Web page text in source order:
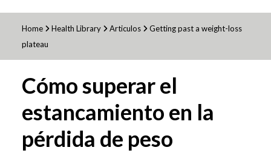
Home Health Library Articulos
Getting past a weight-loss
plateau
Cómo superar el
estancamiento en la
pérdida de peso